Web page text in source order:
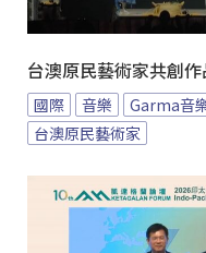
台澳原民藝術家共創
國際 音樂 Garma音
台澳原民藝術家